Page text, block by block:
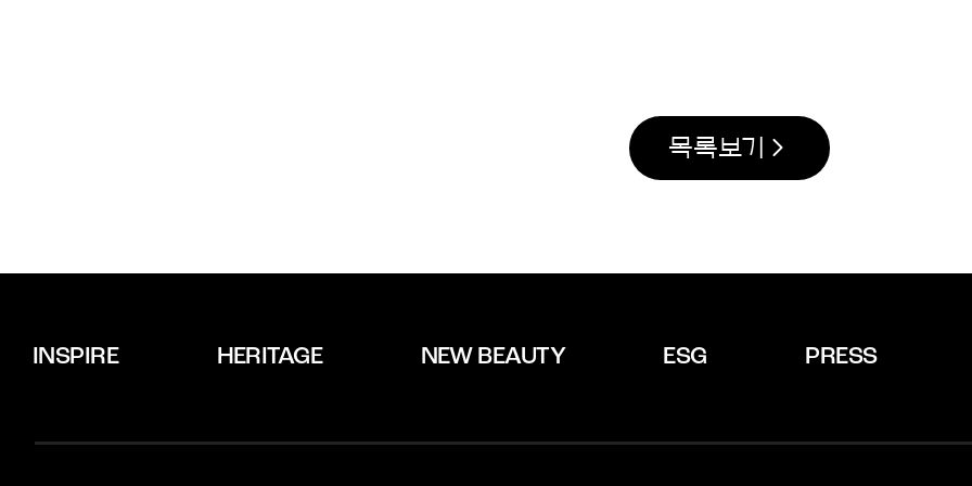
목록보기
HERITAGE
INSPIRE ESG PRESS
NEW BEAUTY